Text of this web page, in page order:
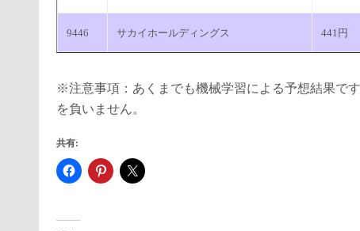
9446 サカイホールディングス 441円
※注意事項：あくまでも機械学習による予想結果で
を負いません。
共有: